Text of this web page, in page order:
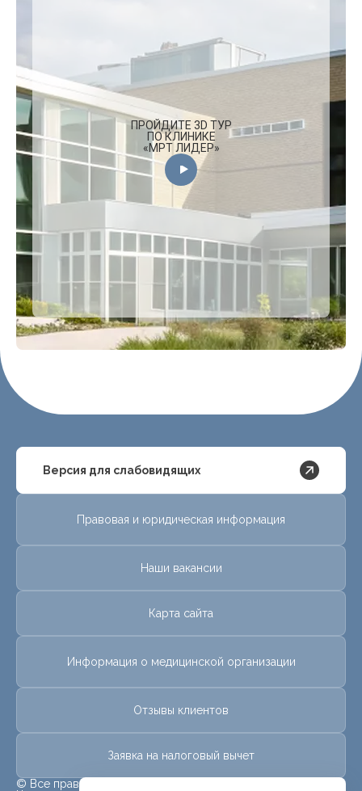
ПРОЙДИТЕ 3D ТУР
ПО КЛИНИКЕ
«МРТ ЛИДЕР»
Версия для слабовидящих
Правовая и юридическая информация
Наши вакансии
Карта сайта
Информация о медицинской организации
Отзывы клиентов
Заявка на налоговый вычет
© Все права защищены.